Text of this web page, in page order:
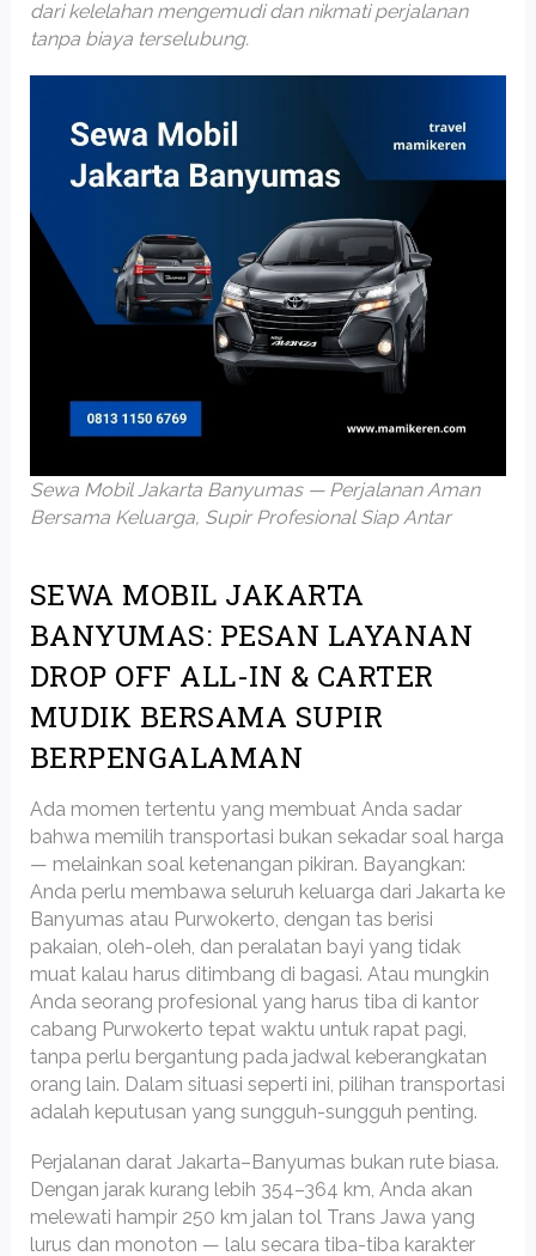
dari kelelahan mengemudi dan nikmati perjalanan
tanpa biaya terselubung.
Sewa Mobil Jakarta Banyumas — Perjalanan Aman
Bersama Keluarga, Supir Profesional Siap Antar
SEWA MOBIL JAKARTA
BANYUMAS: PESAN LAYANAN
DROP OFF ALL-IN & CARTER
MUDIK BERSAMA SUPIR
BERPENGALAMAN
Ada momen tertentu yang membuat Anda sadar
bahwa memilih transportasi bukan sekadar soal harga
— melainkan soal ketenangan pikiran. Bayangkan:
Anda perlu membawa seluruh keluarga dari Jakarta ke
Banyumas atau Purwokerto, dengan tas berisi
pakaian, oleh-oleh, dan peralatan bayi yang tidak
muat kalau harus ditimbang di bagasi. Atau mungkin
Anda seorang profesional yang harus tiba di kantor
cabang Purwokerto tepat waktu untuk rapat pagi,
tanpa perlu bergantung pada jadwal keberangkatan
orang lain. Dalam situasi seperti ini, pilihan transportasi
adalah keputusan yang sungguh-sungguh penting.
Perjalanan darat Jakarta–Banyumas bukan rute biasa.
Dengan jarak kurang lebih 354–364 km, Anda akan
melewati hampir 250 km jalan tol Trans Jawa yang
lurus dan monoton — lalu secara tiba-tiba karakter